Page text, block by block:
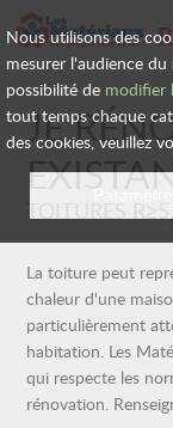
LES SOLUTIONS
RT 2012
RT EXISTANT
AIDES FINANCIÈRES
FORMALITÉS
ADMINISTRATIVES
JE
TOITURES
La toiture peut
chaleur d'une
particulièrement
habitation. Les
qui respecte les
rénovation.
Nous utilisons des
mesurer l'audience
possibilité de modifier
tout temps chaque
des cookies, veuillez